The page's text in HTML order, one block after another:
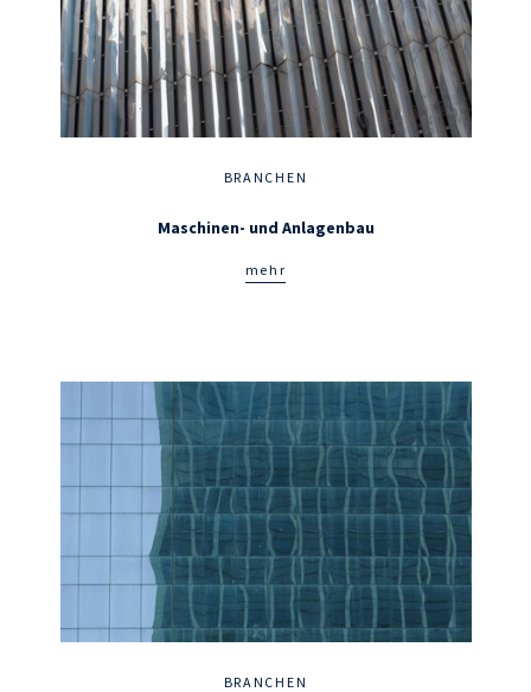
BRANCHEN
Maschinen- und Anlagenbau
mehr
BRANCHEN